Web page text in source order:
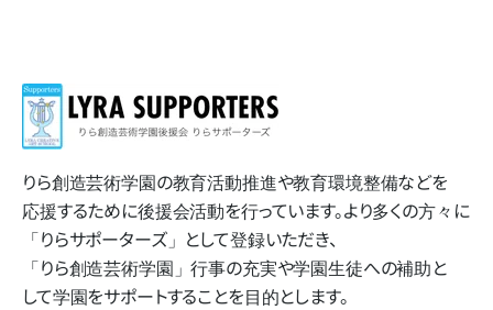
りら創造芸術学園の​教育活動推進や​教育環境整備などを​
応援する​ために​後援会活動を​行っています。​より​多くの​方​々に​
「りらサポーターズ」と​して​登録いただき、​
「りら創造芸術学園」​行事の​充実や​学園生徒への​補助と​
して​学園を​サポートする​ことを​目的とします。